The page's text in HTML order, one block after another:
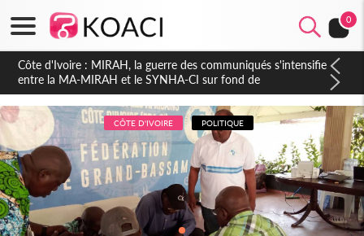
0
Côte d'Ivoire : Indépendance 2026, Thiam plaide pour un
environnement démocratique plus apaisé
CÔTE D'IVOIRE POLITIQUE